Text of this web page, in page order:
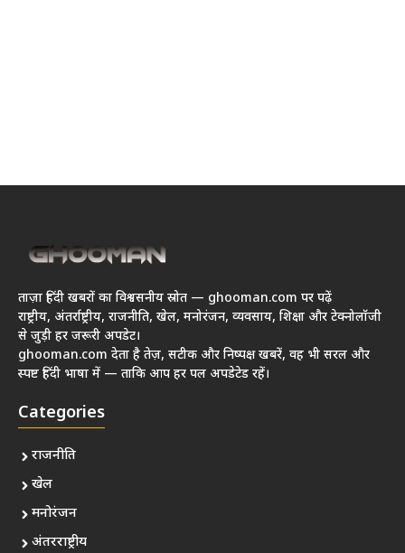
ताज़ा हिंदी खबरों का विश्वसनीय स्रोत — ghooman.com पर पढ़ें
राष्ट्रीय, अंतर्राष्ट्रीय, राजनीति, खेल, मनोरंजन, व्यवसाय, शिक्षा और टेक्नोलॉजी
से जुड़ी हर जरूरी अपडेट।
ghooman.com देता है तेज़, सटीक और निष्पक्ष खबरें, वह भी सरल और
स्पष्ट हिंदी भाषा में — ताकि आप हर पल अपडेटेड रहें।
Categories
राजनीति
खेल
मनोरंजन
अंतरराष्ट्रीय